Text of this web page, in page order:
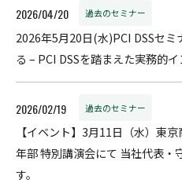
2026/04/20 過去のセミナー
2026年5月20日(水)PCI DSSセミ
る – PCI DSSを踏まえた実務的
2026/02/19 過去のセミナー
【イベント】3月11日（水）東
年部 特別講演会にて 当社代表・
す。